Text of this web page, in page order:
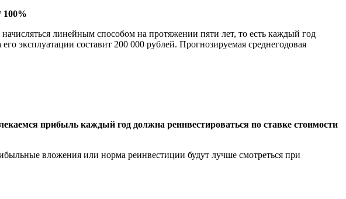
100%
линейным способом на протяжении пяти лет, то есть каждый год
эксплуатации составит 200 000 рублей. Прогнозируемая среднегодовая
прибыль каждый год должна реинвестироваться по ставке стоимости
вложения или норма реинвестиции будут лучше смотреться при